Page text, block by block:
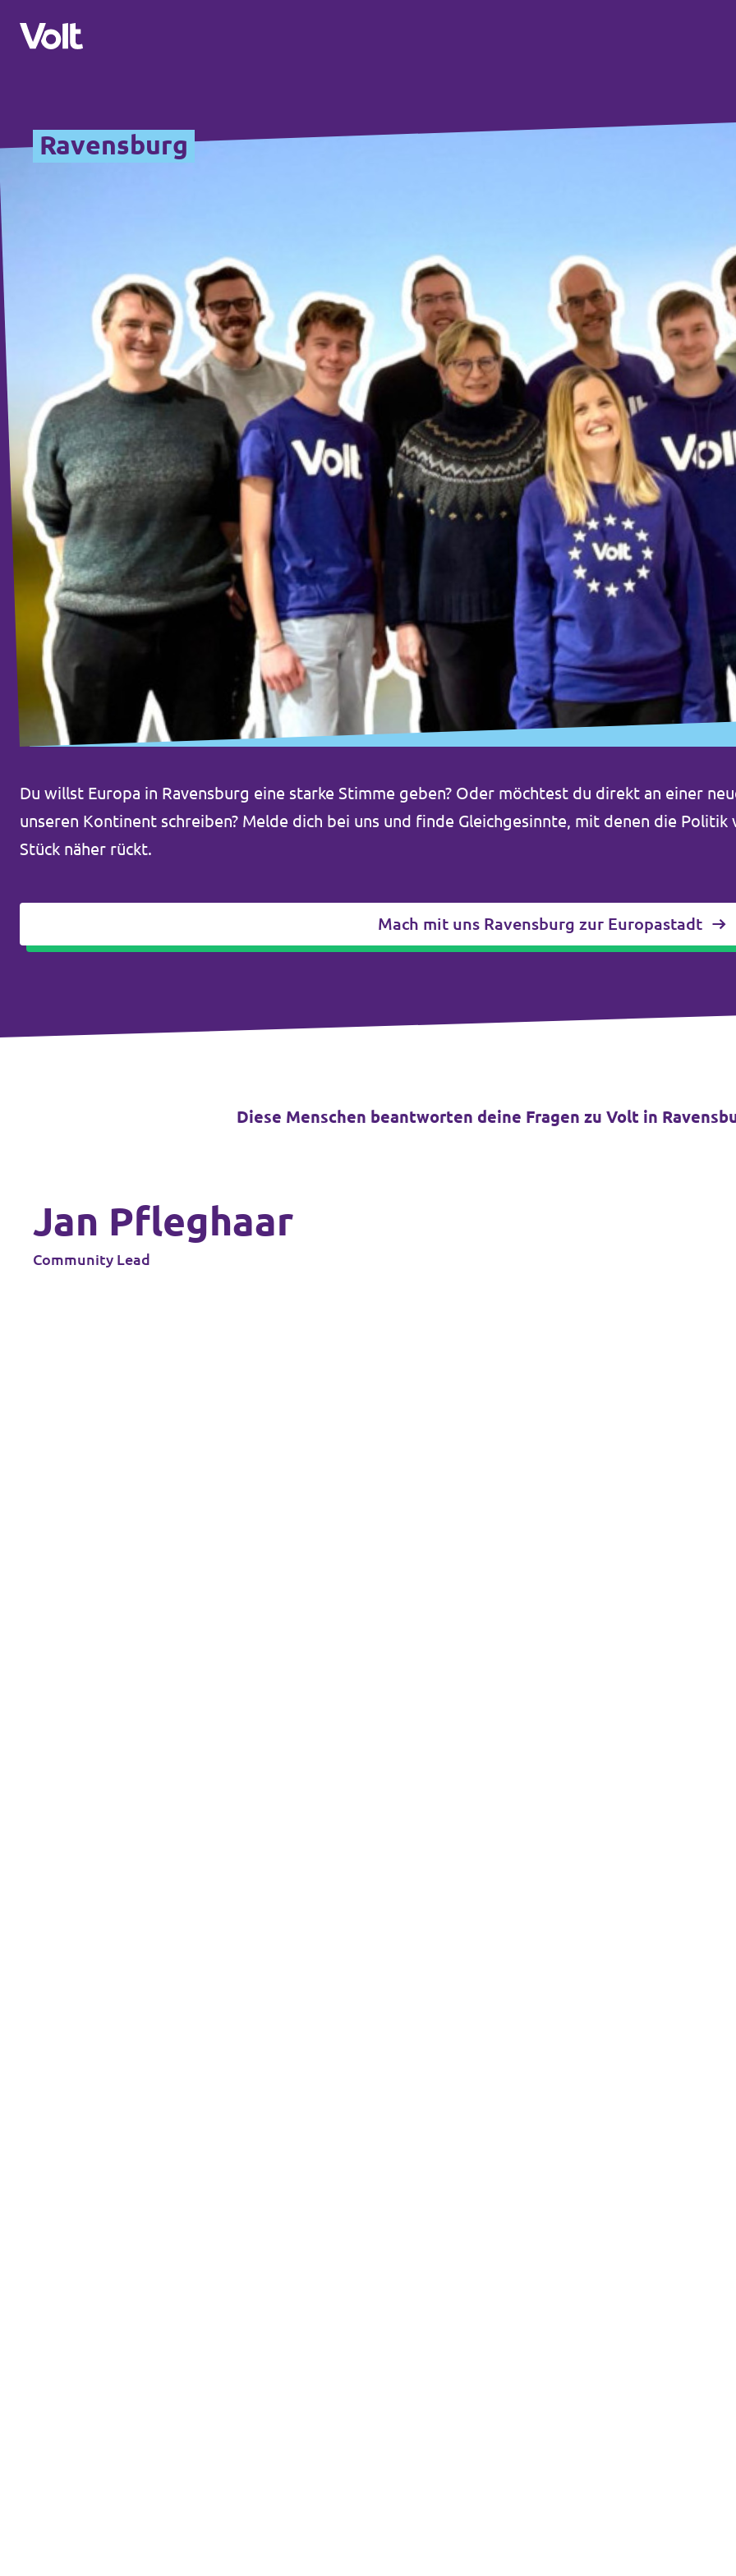
Lokale Teams
Volt in deinem Bundesland
Volt Deutschland Merchandise Shop
Neuigkeiten
Unsere Events
Mache bei uns mit!
Deine Spende für Volt!
Jobs bei Volt
Unsere Teams in BW
Datenschutz
Impressum
Du willst Europa in Ravensburg eine starke Stimme geben? Oder möchtest du direkt an einer
unseren Kontinent schreiben? Melde dich bei uns und finde Gleichgesinnte, mit denen die Politik
Stück näher rückt.
Mach mit uns Ravensburg zur Europastadt
Ravensburg
Diese Menschen beantworten deine Fragen zu Volt in
Jan Pfleghaar
Community Lead